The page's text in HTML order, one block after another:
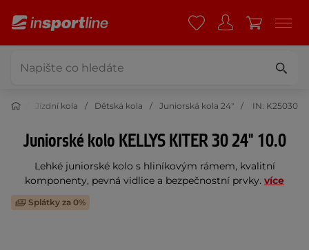
Jízdní kola Dětská kola Juniorská kola 24" IN: K25030
Juniorské kolo KELLYS KITER 30 24" 10.0
Lehké juniorské kolo s hliníkovým rámem, kvalitní
komponenty, pevná vidlice a bezpečnostní prvky. více
Splátky za 0%